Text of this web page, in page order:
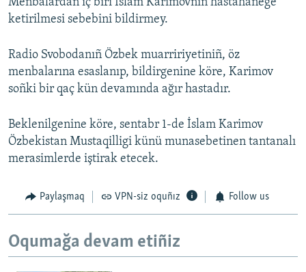
Menbalardan iç biri İslam Karimovnıñ hastahanege
ketirilmesi sebebini bildirmey.
Radio Svobodanıñ Özbek muarririyetiniñ, öz
menbalarına esaslanıp, bildirgenine köre, Karimov
soñki bir qaç kün devamında ağır hastadır.
Beklenilgenine köre, sentabr 1-de İslam Karimov
Özbekistan Mustaqilligi künü munasebetinen tantanalı
merasimlerde iştirak etecek.
Paylaşmaq VPN-siz oquñız Follow us
Oqumağa devam etiñiz